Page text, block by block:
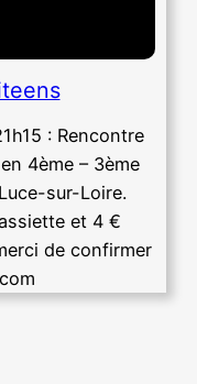
: Rencontre
4ème – 3ème
sur-Loire.
et 4 €
de confirmer